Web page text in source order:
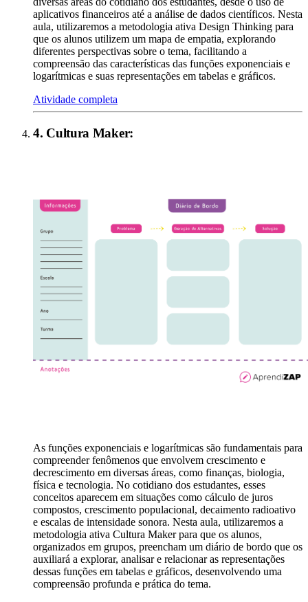
aplicativos financeiros até a análise de dados científicos. Nesta
aula, utilizaremos a metodologia ativa Design Thinking para
que os alunos utilizem um mapa de empatia, explorando
diferentes perspectivas sobre o tema, facilitando a
compreensão das características das funções exponenciais e
logarítmicas e suas representações em tabelas e gráficos.
Atividade completa
4. Cultura Maker:
As funções exponenciais e logarítmicas são fundamentais para
compreender fenômenos que envolvem crescimento e
decrescimento em diversas áreas, como finanças, biologia,
física e tecnologia. No cotidiano dos estudantes, esses
conceitos aparecem em situações como cálculo de juros
compostos, crescimento populacional, decaimento radioativo
e escalas de intensidade sonora. Nesta aula, utilizaremos a
metodologia ativa Cultura Maker para que os alunos,
organizados em grupos, preencham um diário de bordo que os
auxiliará a explorar, analisar e relacionar as representações
dessas funções em tabelas e gráficos, desenvolvendo uma
compreensão profunda e prática do tema.